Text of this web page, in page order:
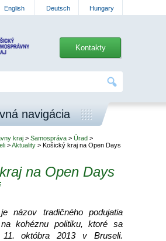
English Deutsch Hungary
Kontakty
navigácia
kraj > Samospráva > Úrad >
>Aktuality > Košický kraj na Open Days
na Open Days
názov tradičného podujatia
kohéznu politiku, ktoré sa
októbra 2013 v Bruseli.